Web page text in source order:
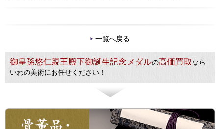
一覧へ戻る
御皇孫悠仁親王殿下御誕生記念メダルの高価買取なら
いわの美術にお任せください！